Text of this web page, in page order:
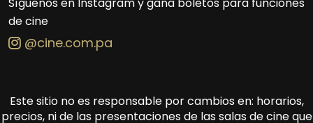
de cine
@cine.com.pa
Este sitio no es responsable por cambios en: horarios,
precios, ni de las presentaciones de las salas de cine que